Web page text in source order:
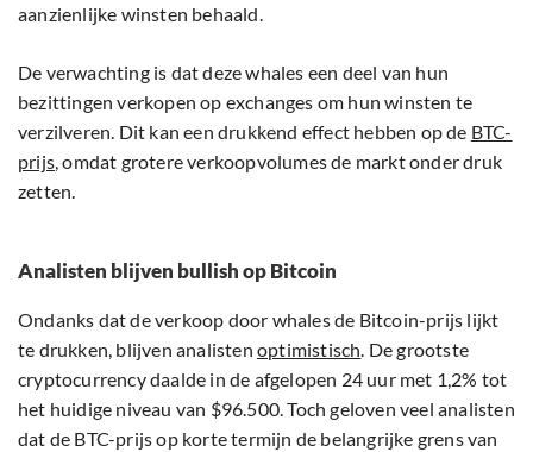
aanzienlijke winsten behaald.
De verwachting is dat deze whales een deel van hun
bezittingen verkopen op exchanges om hun winsten te
verzilveren. Dit kan een drukkend effect hebben op de BTC-
prijs, omdat grotere verkoopvolumes de markt onder druk
zetten.
Analisten blijven bullish op Bitcoin
Ondanks dat de verkoop door whales de Bitcoin-prijs lijkt
te drukken, blijven analisten optimistisch. De grootste
cryptocurrency daalde in de afgelopen 24 uur met 1,2% tot
het huidige niveau van $96.500. Toch geloven veel analisten
dat de BTC-prijs op korte termijn de belangrijke grens van